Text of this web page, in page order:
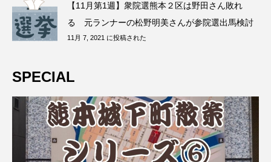
【11月第1週】衆院選熊本２区は野田さん敗れ
る 元ランナーの松野明美さんが参院選出馬検討
11月 7, 2021 に投稿された
SPECIAL